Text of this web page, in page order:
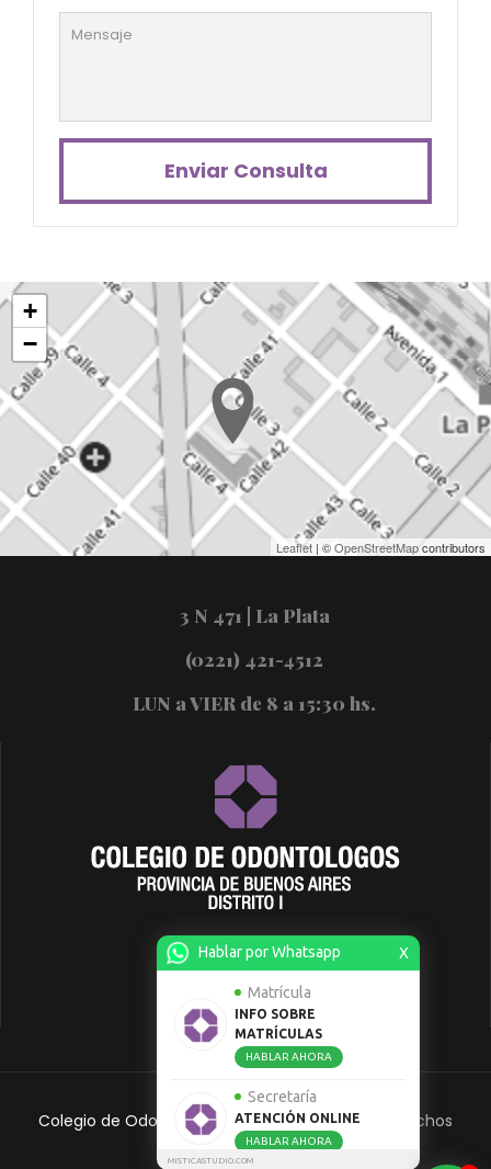
Hablar por Whatsapp X
Matrícula
INFO SOBRE
MATRÍCULAS
HABLAR AHORA
Secretaría
ATENCIÓN ONLINE
HABLAR AHORA
MISTICASTUDIO.COM
Enviar Consulta
+
−
Leaflet | ©OpenStreetMapcontributors
3 N 471 | La Plata
(0221) 421-4512
LUN a VIER de 8 a 15:30 hs.
Colegio de Odontólogos Distrito 1.Todos Los Derechos
Reservados